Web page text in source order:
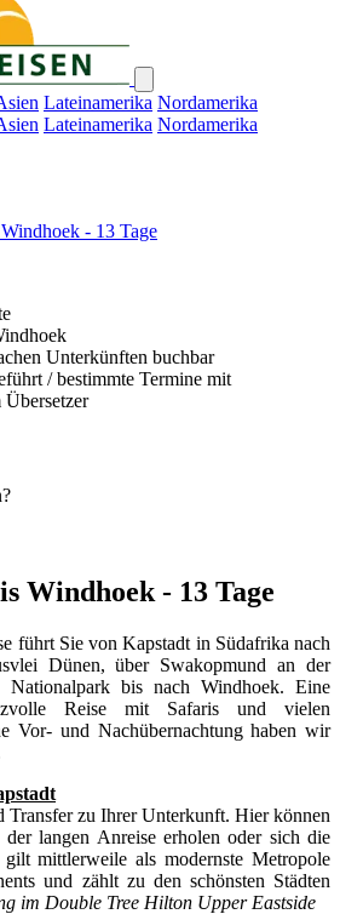
Lateinamerika Nordamerika
Lateinamerika Nordamerika
- 13 Tage
Unterkünften buchbar
/ bestimmte Termine mit
Übersetzer
Windhoek - 13 Tage
führt Sie von Kapstadt in Südafrika nach
Dünen, über Swakopmund an der
bis nach Windhoek. Eine
Reise mit Safaris und vielen
Vor- und Nachübernachtung haben wir
Transfer zu Ihrer Unterkunft. Hier können
langen Anreise erholen oder sich die
gilt mittlerweile als modernste Metropole
und zählt zu den schönsten Städten
im Double Tree Hilton Upper Eastside